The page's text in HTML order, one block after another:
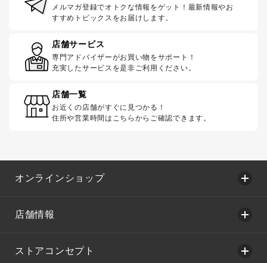
メルマガ登録でオトクな情報をゲット！最新情報やお
すすめトピックスをお届けします。
店舗サービス
専門アドバイザーがお買い物をサポート！
充実したサービスを是非ご利用ください。
店舗一覧
お近くの店舗がすぐに見つかる！
住所や営業時間はこちらからご確認できます。
オンラインショップ
店舗情報
ストアコンセプト